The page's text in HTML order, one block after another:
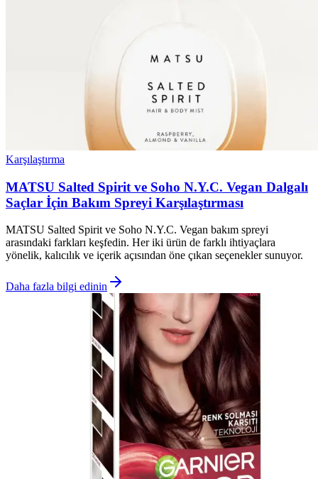
Karşılaştırma
MATSU Salted Spirit ve Soho N.Y.C. Vegan Dalgalı
Saçlar İçin Bakım Spreyi Karşılaştırması
MATSU Salted Spirit ve Soho N.Y.C. Vegan bakım spreyi
arasındaki farkları keşfedin. Her iki ürün de farklı ihtiyaçlara
yönelik, kalıcılık ve içerik açısından öne çıkan seçenekler sunuyor.
Daha fazla bilgi edinin